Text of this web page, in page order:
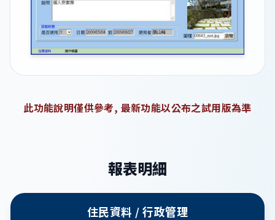
此功能說明僅供參考, 最新功能以公布之試用版為準
報表明細
住民資料 / 行政管理